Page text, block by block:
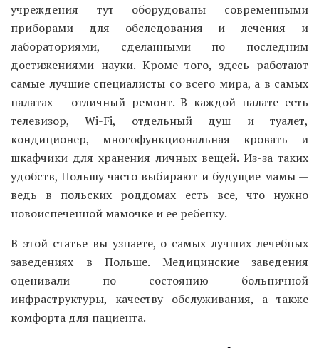
учреждения тут оборудованы современными
приборами для обследования и лечения и
лабораториями, сделанными по последним
достижениями науки. Кроме того, здесь работают
самые лучшие специалисты со всего мира, а в самых
палатах – отличный ремонт. В каждой палате есть
телевизор, Wi-Fi, отдельный душ и туалет,
кондиционер, многофункциональная кровать и
шкафчики для хранения личных вещей. Из-за таких
удобств, Польшу часто выбирают и будущие мамы —
ведь в польских роддомах есть все, что нужно
новоиспеченной мамочке и ее ребенку.
В этой статье вы узнаете, о самых лучших лечебных
заведениях в Польше. Медицинские заведения
оценивали по состоянию больничной
инфраструктуры, качеству обслуживания, а также
комфорта для пациента.